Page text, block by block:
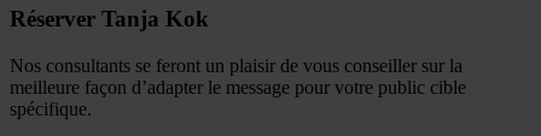
Réserver Tanja Kok
Nos consultants se feront un plaisir de vous conseiller sur la
meilleure façon d’adapter le message pour votre public cible
spécifique.